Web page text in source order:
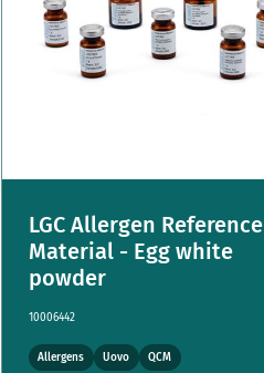
LGC Allergen Reference
Material - Egg white
powder
10006442
Allergens Uovo QCM